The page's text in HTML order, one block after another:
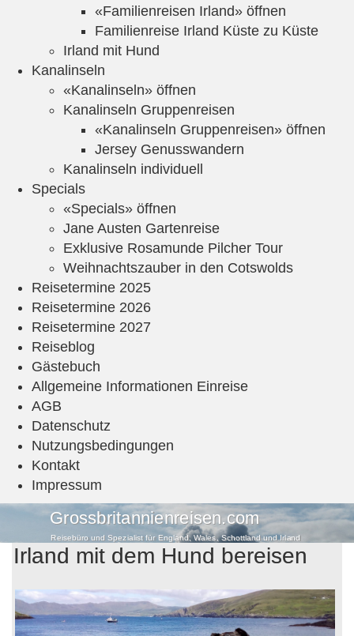
«Familienreisen Irland» öffnen
Familienreise Irland Küste zu Küste
Irland mit Hund
Kanalinseln
«Kanalinseln» öffnen
Kanalinseln Gruppenreisen
«Kanalinseln Gruppenreisen» öffnen
Jersey Genusswandern
Kanalinseln individuell
Specials
«Specials» öffnen
Jane Austen Gartenreise
Exklusive Rosamunde Pilcher Tour
Weihnachtszauber in den Cotswolds
Reisetermine 2025
Reisetermine 2026
Reisetermine 2027
Reiseblog
Gästebuch
Allgemeine Informationen Einreise
AGB
Datenschutz
Nutzungsbedingungen
Kontakt
Impressum
Grossbritannienreisen.com
Reisebüro und Spezialist für England, Wales, Schottland und Irland
Irland mit dem Hund bereisen